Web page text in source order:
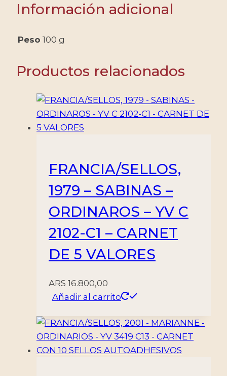
-
588/599
VALORES
MINT
Información adicional
Peso 100 g
Productos relacionados
FRANCIA/SELLOS,
1979 – SABINAS –
ORDINAROS – YV C
2102-C1 – CARNET
DE 5 VALORES
ARS 16.800,00
Añadir al carrito